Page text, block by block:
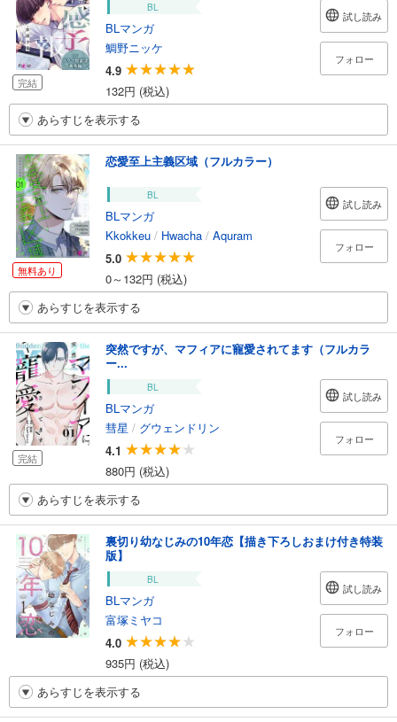
完結
BL
BLマンガ
鯛野ニッケ
4.9
132円 (税込)
試し読み
フォロー
あらすじを表示する
無料あり
恋愛至上主義区域（フルカラー）
BL
BLマンガ
Kkokkeu / Hwacha / Aquram
5.0
0～132円 (税込)
試し読み
フォロー
あらすじを表示する
完結
突然ですが、マフィアに寵愛されてます（フルカラ
ー...
BL
BLマンガ
彗星 / グウェンドリン
4.1
880円 (税込)
試し読み
フォロー
あらすじを表示する
裏切り幼なじみの10年恋【描き下ろしおまけ付き特装
版】
BL
BLマンガ
富塚ミヤコ
4.0
935円 (税込)
試し読み
フォロー
あらすじを表示する